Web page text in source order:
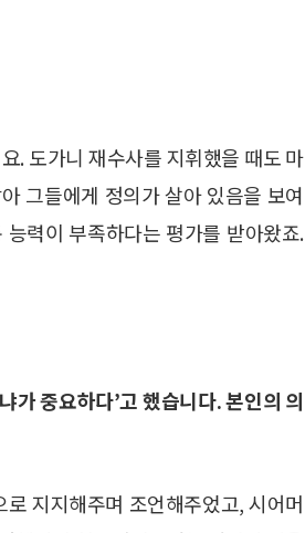
. 도가니 재수사를 지휘했을 때도 마
그들에게 정의가 살아 있음을 보여
력이 부족하다는 평가를 받아왔죠.
가 중요하다’고 했습니다. 본인의 의
지지해주며 조언해주었고, 시어머